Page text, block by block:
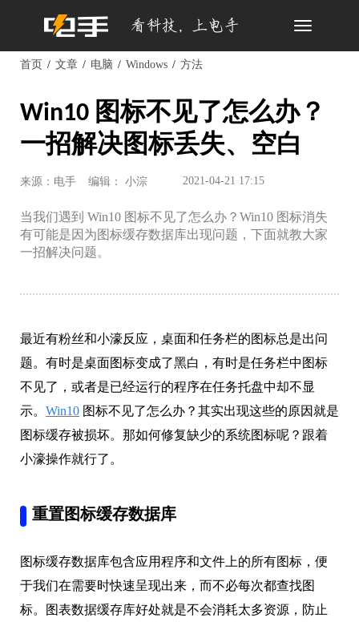
Toggle
首页 文章 电脑 Windows 方法
Win10 图标不见了怎么办？
一招解决图标丢失、空白
来源：电手 编辑： 小淙 2021-04-21 17:15
当我们遇到 Win10 图标不见了怎么办？Win10 图标消失
有可能是因为图标缓存数据库出现问题，下面就教大家
一招解决问题。
最近有粉丝和小濠反应，桌面和任务栏的图标总是出问
题。有时是桌面图标变成了黑白，有时是任务栏中图标
不见了，或者是已经运行的程序在任务托盘中却不显
示。 Win10 图标不见了怎么办？其实出现这些的原因就是
图标缓存被损坏。那如何修复缺少的系统图标呢？跟着
小濠操作就行了。
重置图标缓存数据库
图标缓存数据库包含应用程序和文件上的所有图标，便
于我们在需要时快速呈现出来，而不必每次都查找图
标。图表数据缓存库好处就是不会消耗太多资源，防止